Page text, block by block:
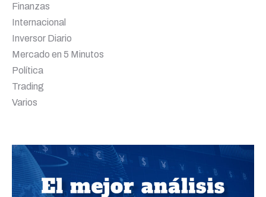
Finanzas
Internacional
Inversor Diario
Mercado en 5 Minutos
Política
Trading
Varios